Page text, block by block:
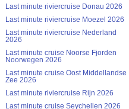
Last minute riviercruise Donau 2026
Last minute riviercruise Moezel 2026
Last minute riviercruise Nederland
2026
Last minute cruise Noorse Fjorden
Noorwegen 2026
Last minute cruise Oost Middellandse
Zee 2026
Last minute riviercruise Rijn 2026
Last minute cruise Seychellen 2026